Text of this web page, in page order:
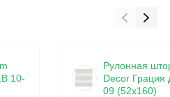
10-
Рулонная
Decor Грация
09 (52x160)